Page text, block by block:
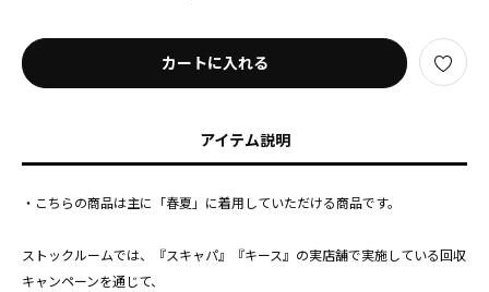
カートに入れる
アイテム説明
・こちらの商品は主に「春夏」に着用していただける商品です。
ストックルームでは、『スキャパ』『キース』の実店舗で実施している回収
キャンペーンを通じて、